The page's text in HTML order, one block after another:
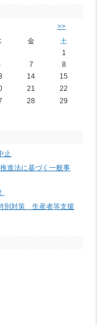
>>
金
土
1
7
8
14
15
21
22
28
29
止
進法に基づく一般事
別対策 生産者等支援